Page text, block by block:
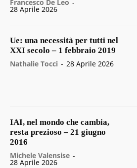
Francesco De Leo -
28 Aprile 2026
Ue: una necessità per tutti nel
XXI secolo – 1 febbraio 2019
Nathalie Tocci - 28 Aprile 2026
IAI, nel mondo che cambia,
resta prezioso – 21 giugno
2016
Michele Valensise -
28 Aprile 2026